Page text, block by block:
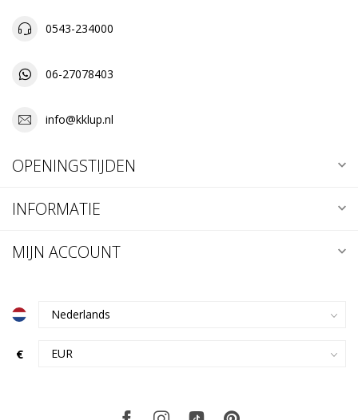
0543-234000
06-27078403
info@kklup.nl
OPENINGSTIJDEN
INFORMATIE
MIJN ACCOUNT
€